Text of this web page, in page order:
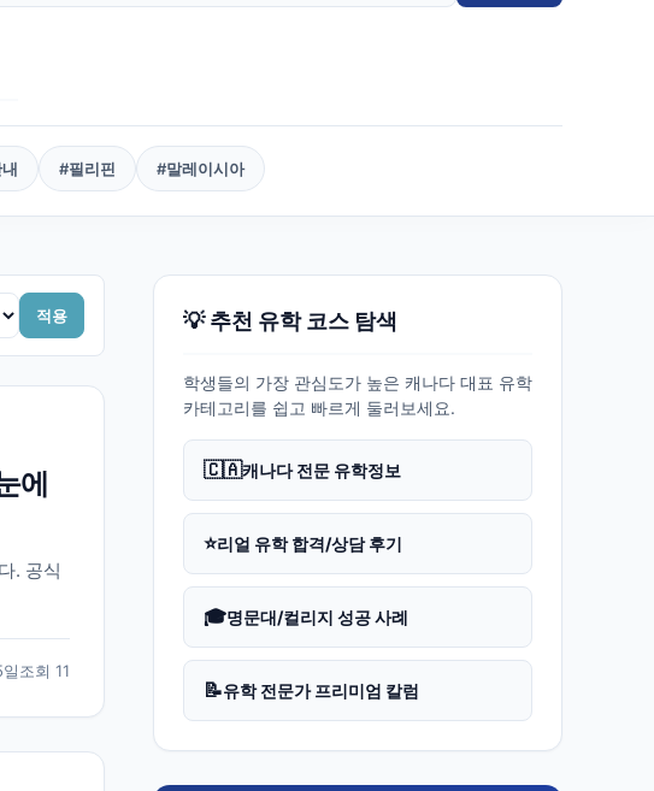
#필리핀 #말레이시아
적용
에
. 공식
조회 11
💡 추천 유학 코스 탐색
학생들의 가장 관심도가 높은 캐나다 대표 유학
카테고리를 쉽고 빠르게 둘러보세요.
🇨🇦캐나다 전문 유학정보
⭐리얼 유학 합격/상담 후기
🎓명문대/컬리지 성공 사례
📝유학 전문가 프리미엄 칼럼